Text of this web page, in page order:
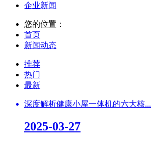
企业新闻
您的位置：
首页
新闻动态
推荐
热门
最新
深度解析健康小屋一体机的六大核...
2025-03-27